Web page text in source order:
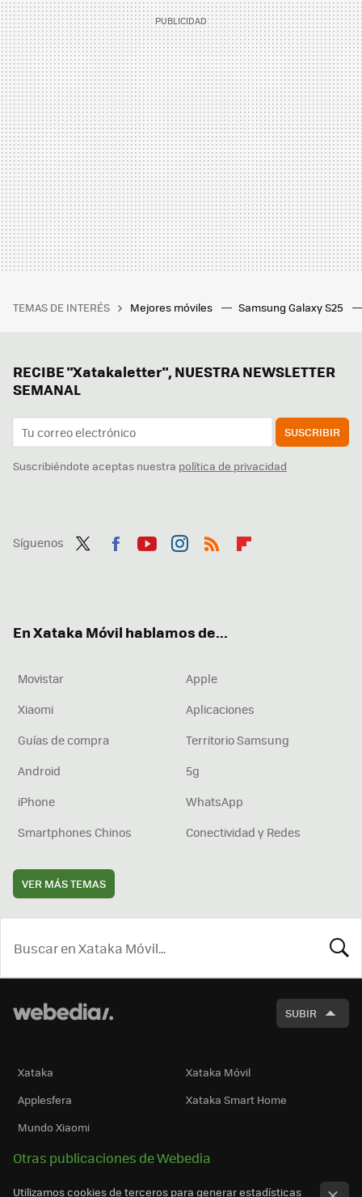
TEMAS DE INTERÉS Mejores móviles Samsung Galaxy S25
RECIBE "Xatakaletter", NUESTRA NEWSLETTER
SEMANAL
SUSCRIBIR
Suscribiéndote aceptas nuestra política de privacidad
Síguenos
En Xataka Móvil hablamos de...
Movistar
Apple
Xiaomi
Aplicaciones
Guías de compra
Territorio Samsung
Android
5g
iPhone
WhatsApp
Smartphones Chinos
Conectividad y Redes
VER MÁS TEMAS
SUBIR
Xataka
Xataka Móvil
Applesfera
Xataka Smart Home
Mundo Xiaomi
Otras publicaciones de Webedia
Utilizamos cookies de terceros para generar estadísticas